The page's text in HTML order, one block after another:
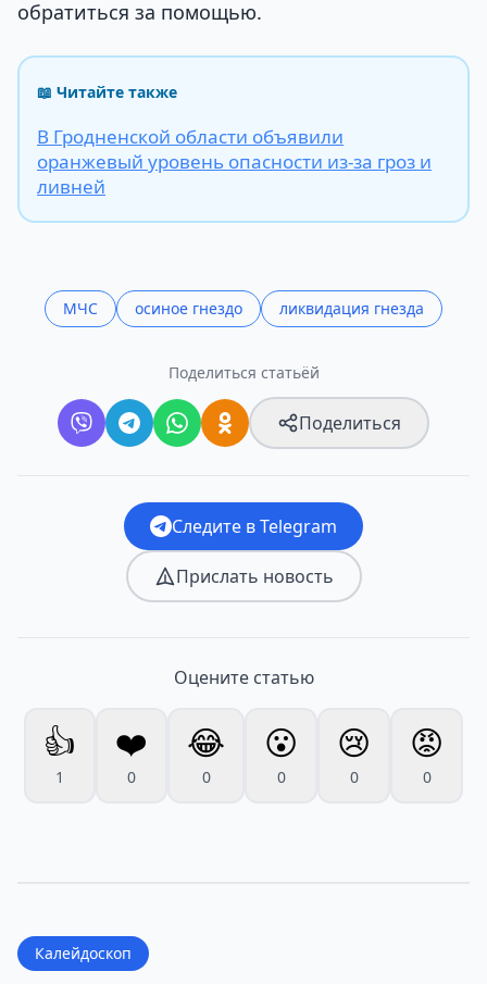
обратиться за помощью.
📖 Читайте также
В Гродненской области объявили
оранжевый уровень опасности из-за гроз и
ливней
МЧС осиное гнездо ликвидация гнезда
Поделиться статьёй
Поделиться
Следите в Telegram
Прислать новость
Оцените статью
👍
1
❤️
0
😂
0
😮
0
😢
0
😡
0
Калейдоскоп